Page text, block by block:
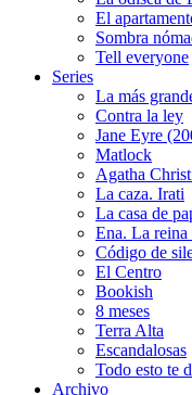
El
Sombra
Tell everyone
Series
La más
Contra la ley
Jane Eyre
Matlock
Agatha
La caza. Irati
La casa de
Ena. La
Código de
El Centro
Bookish
8 meses
Terra Alta
Escandalosas
Todo esto te
Archivo